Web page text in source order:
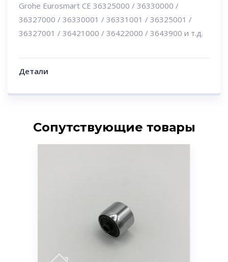
Grohe Eurosmart CE 36325000 / 36330000 /
36327000 / 36330001 / 36331001 / 36325001 /
36327001 / 36421000 / 36422000 / 3643900 и т.д.
Детали
Сопутствующие товары